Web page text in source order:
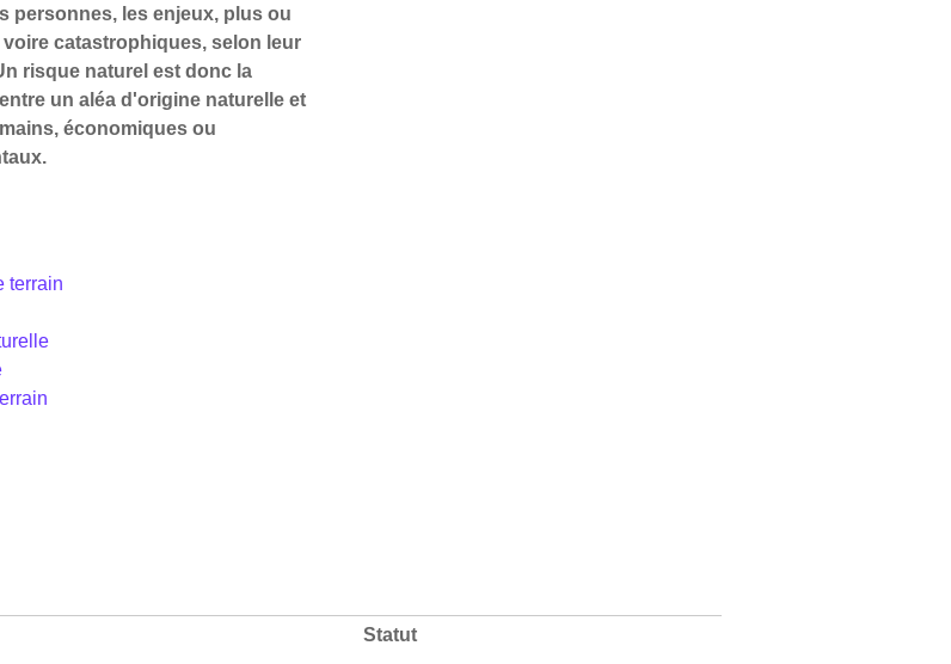
personnes, les enjeux, plus ou
catastrophiques, selon leur
risque naturel est donc la
un aléa d'origine naturelle et
économiques ou
terrain
Statut